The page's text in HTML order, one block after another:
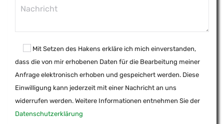
Mit Setzen des Hakens erkläre ich mich einverstanden,
dass die von mir erhobenen Daten für die Bearbeitung meiner
Anfrage elektronisch erhoben und gespeichert werden. Diese
Einwilligung kann jederzeit mit einer Nachricht an uns
widerrufen werden. Weitere Informationen entnehmen Sie der
Datenschutzerklärung